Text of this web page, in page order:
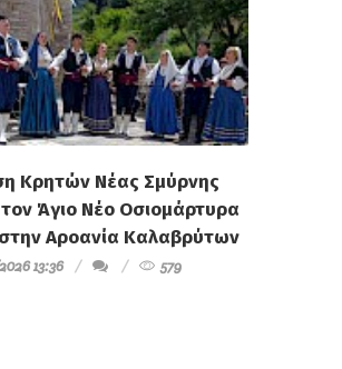
Κρητών Νέας Σμύρνης
Άγιο Νέο Οσιομάρτυρα
Αροανία Καλαβρύτων
13:36 579